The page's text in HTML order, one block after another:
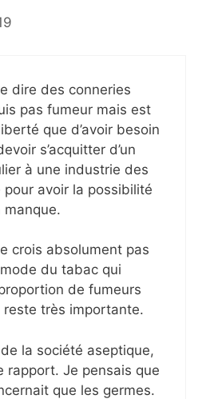
dire des conneries
pas fumeur mais est
que d’avoir besoin
s’acquitter d’un
à une industrie des
avoir la possibilité
manque.
crois absolument pas
du tabac qui
de fumeurs
reste très importante.
la société aseptique,
rapport. Je pensais que
que les germes.